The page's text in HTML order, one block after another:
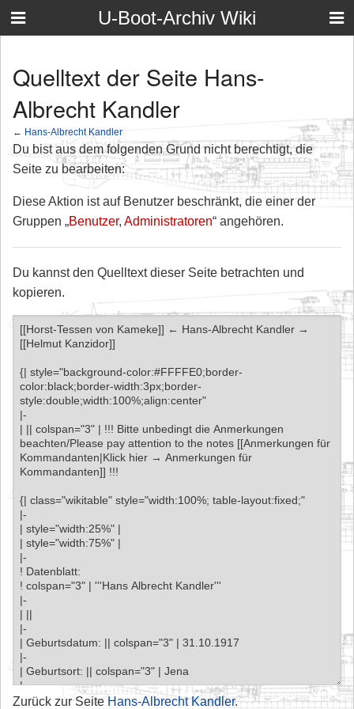
U-Boot-Archiv Wiki
Quelltext der Seite Hans-
Albrecht Kandler
← Hans-Albrecht Kandler
Du bist aus dem folgenden Grund nicht berechtigt, die
Seite zu bearbeiten:
Diese Aktion ist auf Benutzer beschränkt, die einer der
Gruppen „Benutzer, Administratoren“ angehören.
Du kannst den Quelltext dieser Seite betrachten und
kopieren.
Zurück zur Seite Hans-Albrecht Kandler.